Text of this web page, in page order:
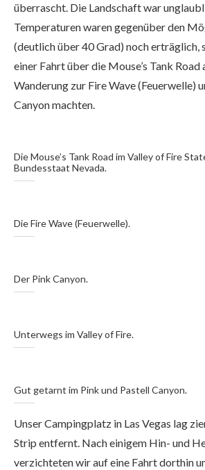
überrascht. Die Landschaft war
Temperaturen waren gegenüber den
(deutlich über 40 Grad) noch erträglich,
einer Fahrt über die Mouse’s Tank Road
Wanderung zur Fire Wave (Feuerwelle)
Canyon machten.
Die Mouse’s Tank Road im Valley of Fire
Bundesstaat Nevada.
Die Fire Wave (Feuerwelle).
Der Pink Canyon.
Unterwegs im Valley of Fire.
Gut getarnt im Pink und Pastell Canyon.
Unser Campingplatz in Las Vegas lag
Strip entfernt. Nach einigem Hin- und
verzichteten wir auf eine Fahrt dorthin